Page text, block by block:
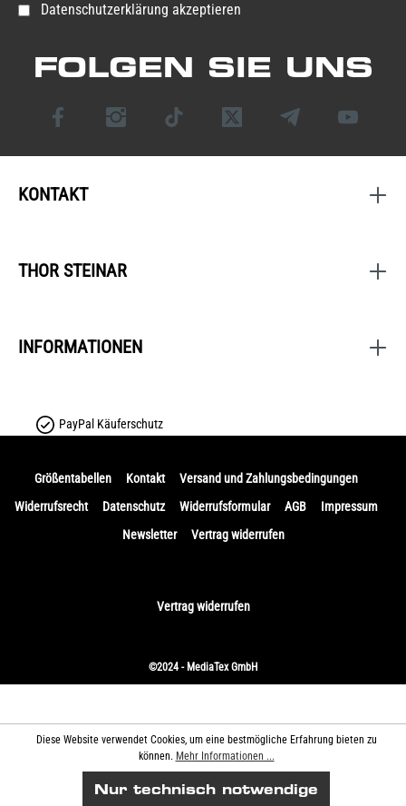
Datenschutzerklärung akzeptieren
FOLGEN SIE UNS
KONTAKT
THOR STEINAR
INFORMATIONEN
PayPal Käuferschutz
Größentabellen Kontakt
Versand und Zahlungsbedingungen
Widerrufsrecht
Datenschutz Widerrufsformular AGB
Impressum
Newsletter
Vertrag widerrufen
Vertrag widerrufen
©2024 - MediaTex GmbH
Diese Website verwendet Cookies, um eine bestmögliche Erfahrung bieten zu
können. Mehr Informationen ...
Nur technisch notwendige